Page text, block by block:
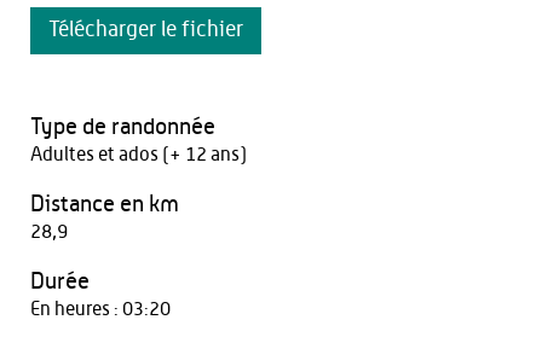
Télécharger le fichier
Type de randonnée
Adultes et ados (+ 12 ans)
Distance en km
28,9
Durée
En heures : 03:20